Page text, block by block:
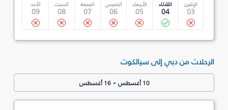
الإثنين
03
الثلاثاء
04
الأربعاء
05
الخميس
06
الجمعة
07
السبت
08
الأحد
09
الرحلات من دبي إلى سيالكوت
10 أغسطس -16 أغسطس